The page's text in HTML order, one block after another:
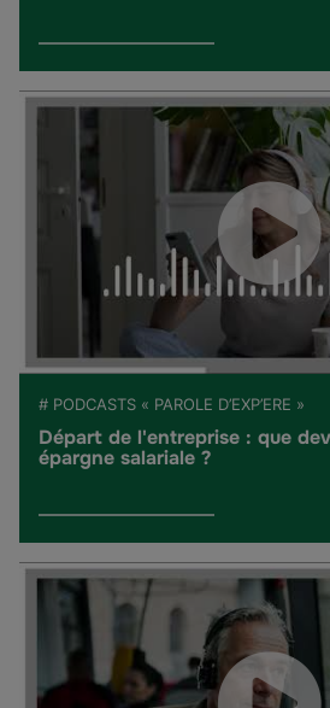
# PODCASTS « PAROLE D’EXP’ERE »
Départ de l'entreprise : que
épargne salariale ?